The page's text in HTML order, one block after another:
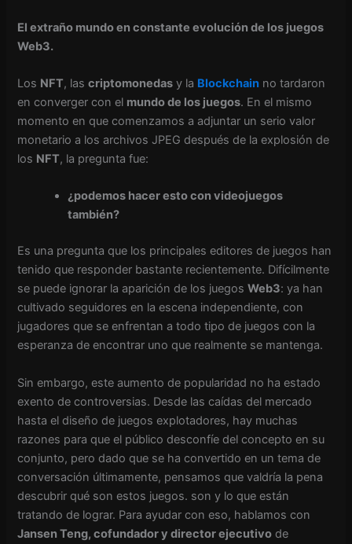
El extraño mundo en constante evolución de los juegos
Web3.
Los NFT, lascriptomonedas y la Blockchain no tardaron
en converger con el mundo de los juegos. En el mismo
momento en que comenzamos a adjuntar un serio valor
monetario a los archivos JPEG después de la explosión de
los NFT, la pregunta fue:
¿podemos hacer esto con videojuegos
también?
Es una pregunta que los principales editores de juegos han
tenido que responder bastante recientemente. Difícilmente
se puede ignorar la aparición de los juegosWeb3: ya han
cultivado seguidores en la escena independiente, con
jugadores que se enfrentan a todo tipo de juegos con la
esperanza de encontrar uno que realmente se mantenga.
Sin embargo, este aumento de popularidad no ha estado
exento de controversias. Desde las caídas del mercado
hasta el diseño de juegos explotadores, hay muchas
razones para que el público desconfíe del concepto en su
conjunto, pero dado que se ha convertido en un tema de
conversación últimamente, pensamos que valdría la pena
descubrir qué son estos juegos. son y lo que están
tratando de lograr. Para ayudar con eso, hablamos con
Jansen Teng, cofundador y director ejecutivo de